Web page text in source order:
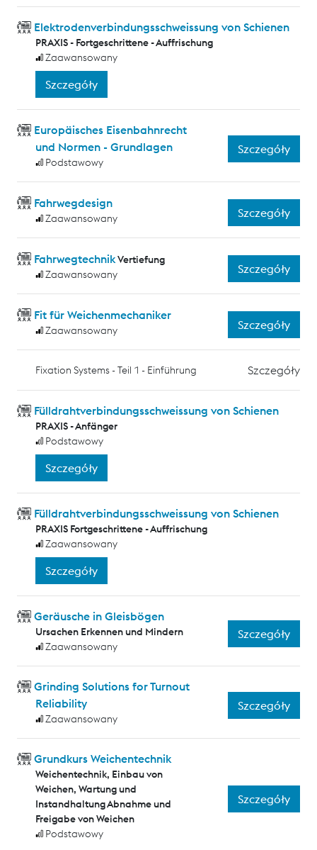
Elektrodenverbindungsschweissung von Schienen
PRAXIS - Fortgeschrittene - Auffrischung
Zaawansowany
Szczegóły
Europäisches Eisenbahnrecht
und Normen - Grundlagen
Podstawowy
Szczegóły
Fahrwegdesign
Zaawansowany Szczegóły
FahrwegtechnikVertiefung
Zaawansowany
Szczegóły
Fit für Weichenmechaniker
Zaawansowany Szczegóły
Fixation Systems - Teil 1 - Einführung Szczegóły
Fülldrahtverbindungsschweissung von Schienen
PRAXIS - Anfänger
Podstawowy
Szczegóły
Fülldrahtverbindungsschweissung von Schienen
PRAXIS Fortgeschrittene - Auffrischung
Zaawansowany
Szczegóły
Geräusche in Gleisbögen
Ursachen Erkennen und Mindern
Zaawansowany
Szczegóły
Grinding Solutions for Turnout
Reliability
Zaawansowany
Szczegóły
Grundkurs Weichentechnik
Weichentechnik, Einbau von
Weichen, Wartung und
Instandhaltung Abnahme und
Freigabe von Weichen
Podstawowy
Szczegóły